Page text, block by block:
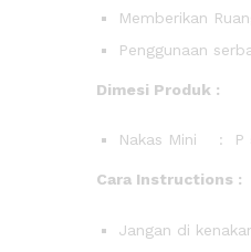
Memberikan
Penggunaan
Dimesi Produk :
Nakas Mini : P
Cara Instructions :
Jangan di